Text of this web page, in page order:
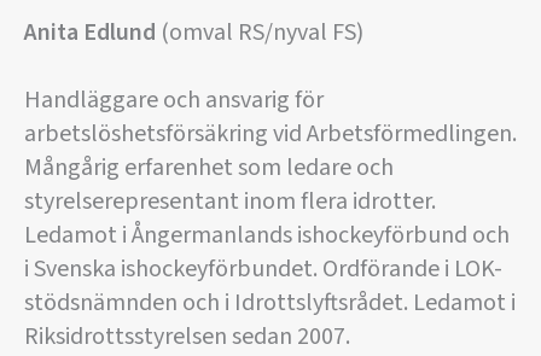
Anita Edlund (omval RS/nyval FS)
Handläggare och ansvarig för
arbetslöshetsförsäkring vid Arbetsförmedlingen.
Mångårig erfarenhet som ledare och
styrelserepresentant inom flera idrotter.
Ledamot i Ångermanlands ishockeyförbund och
i Svenska ishockeyförbundet. Ordförande i LOK-
stödsnämnden och i Idrottslyftsrådet. Ledamot i
Riksidrottsstyrelsen sedan 2007.